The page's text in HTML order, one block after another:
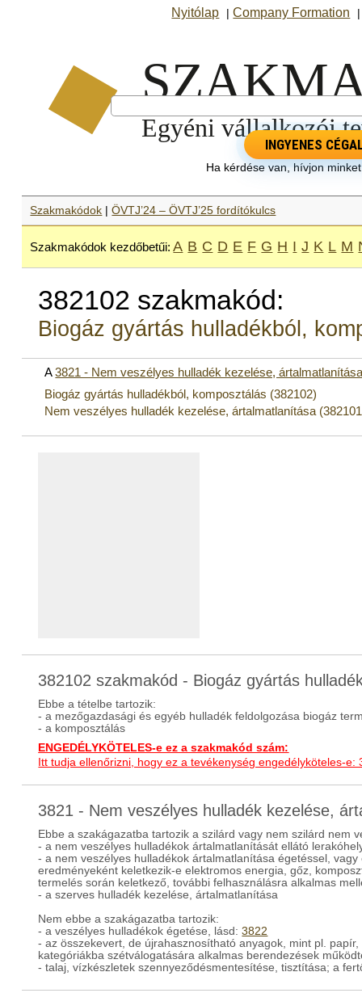
Nyitólap |Company Formation
INGYENES
Ha kérdése van, hívjon
Szakmakódok |ÖVTJ’24 – ÖVTJ’25 fordítókulcs
Szakmakódok kezdőbetűi: A B C D E F G H I J K L M
382102 szakmakód:
Biogáz gyártás hulladékból,
A3821 - Nem veszélyes hulladék kezelése,
Biogáz gyártás hulladékból, komposztálás (382102)
Nem veszélyes hulladék kezelése, ártalmatlanítása
382102 szakmakód - Biogáz gyártás
Ebbe a tételbe tartozik:
- a mezőgazdasági és egyéb hulladék feldolgozása biogáz
- a komposztálás
ENGEDÉLYKÖTELES-e ez a szakmakód szám:
Itt tudja ellenőrizni, hogy ez a tevékenység engedélyköteles-e:
3821 - Nem veszélyes hulladék kezelése,
Ebbe a szakágazatba tartozik a szilárd vagy nem szilárd nem
- a nem veszélyes hulladékok ártalmatlanítását ellátó
- a nem veszélyes hulladékok ártalmatlanítása égetéssel,
eredményeként keletkezik-e elektromos energia, gőz,
termelés során keletkező, további felhasználásra alkalmas
- a szerves hulladék kezelése, ártalmatlanítása
Nem ebbe a szakágazatba tartozik:
- a veszélyes hulladékok égetése, lásd:3822
- az összekevert, de újrahasznosítható anyagok, mint pl.
kategóriákba szétválogatására alkalmas berendezések
- talaj, vízkészletek szennyeződésmentesítése, tisztítása; a